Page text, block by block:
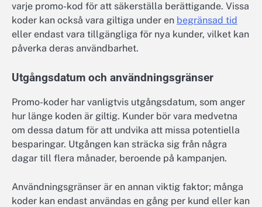
varje promo-kod för att säkerställa berättigande. Vissa
koder kan också vara giltiga under en begränsad tid
eller endast vara tillgängliga för nya kunder, vilket kan
påverka deras användbarhet.
Utgångsdatum och användningsgränser
Promo-koder har vanligtvis utgångsdatum, som anger
hur länge koden är giltig. Kunder bör vara medvetna
om dessa datum för att undvika att missa potentiella
besparingar. Utgången kan sträcka sig från några
dagar till flera månader, beroende på kampanjen.
Användningsgränser är en annan viktig faktor; många
koder kan endast användas en gång per kund eller kan